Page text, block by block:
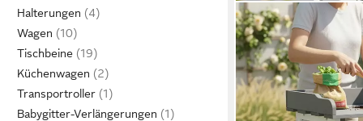
Halterungen
Wagen
Tischbeine
Küchenwagen
Transportroller
Babygitter-Verlängerungen